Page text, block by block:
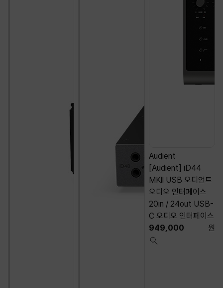
Audient
[Audient] iD44
MKll USB 오디언트
오디오 인터페이스
20in / 24out USB-
C 오디오 인터페이스
949,000
원